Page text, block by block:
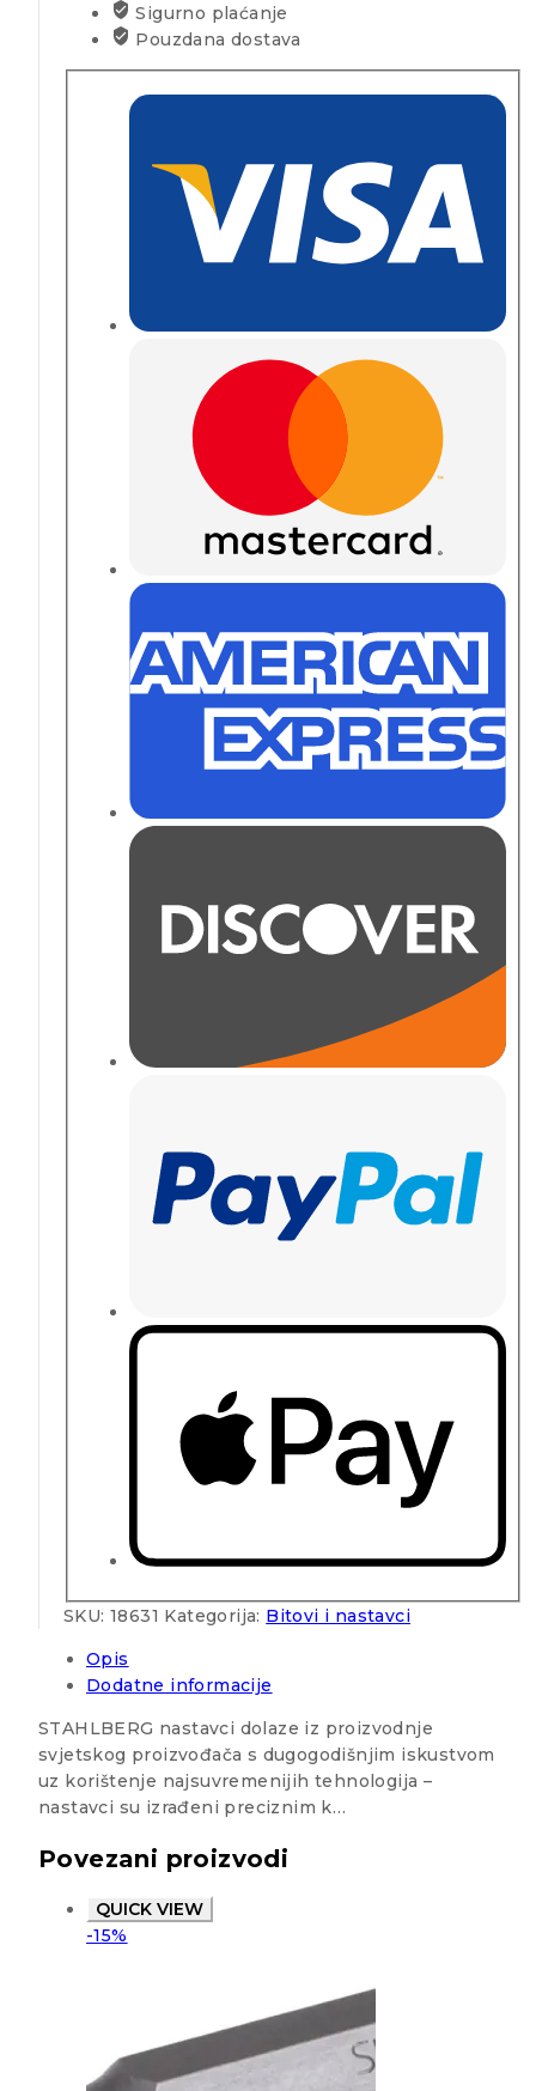
Sigurno plaćanje
Pouzdana dostava
SKU: 18631 Kategorija: Bitovi i nastavci
Opis
Dodatne informacije
STAHLBERG nastavci dolaze iz proizvodnje
svjetskog proizvođača s dugogodišnjim iskustvom
uz korištenje najsuvremenijih tehnologija –
nastavci su izrađeni preciznim k…
Povezani proizvodi
QUICK VIEW
-15%